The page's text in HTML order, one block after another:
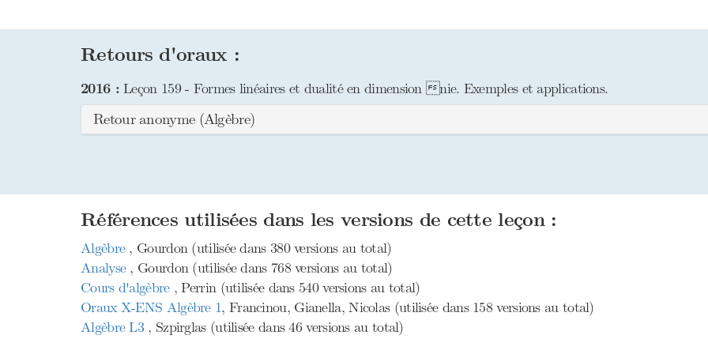
Retours d'oraux :
2016 :Leçon 159 - Formes linéaires et dualité en dimension nie. Exemples et applications.
Retour anonyme (Algèbre)
Références utilisées dans les versions de cette leçon :
Algèbre , Gourdon (utilisée dans 380 versions au total)
Analyse , Gourdon (utilisée dans 768 versions au total)
Cours d'algèbre , Perrin (utilisée dans 540 versions au total)
Oraux X-ENS Algèbre 1, Francinou, Gianella, Nicolas (utilisée dans 158 versions au total)
Algèbre L3 , Szpirglas (utilisée dans 46 versions au total)